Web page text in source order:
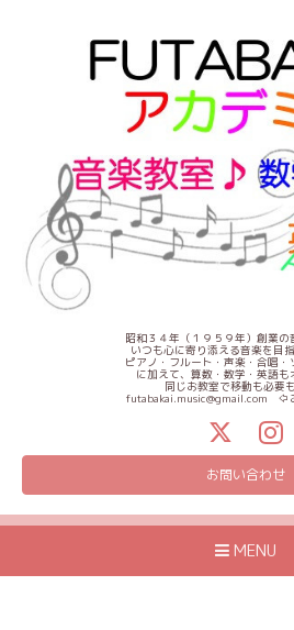
昭和３４年（１９５９年）創業の
いつも心に寄り添える音楽を目
ピアノ・フルート・声楽・合唱・
に加えて、算数・数学・英語も
同じお教室で移動も必要
futabakai.music@gmail.com ⇦
お問い合わせ
MENU